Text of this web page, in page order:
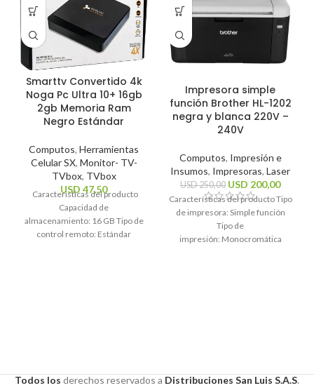
Smarttv Convertido 4k
Noga Pc Ultra 10+ 16gb
2gb Memoria Ram
Negro Estándar
Computos, Herramientas
Celular SX, Monitor- TV-
TVbox, TVbox
USD 47,50
Características del producto
Capacidad de
almacenamiento: 16 GB Tipo de
control remoto: Estándar
Impresora simple
función Brother HL-1202
negra y blanca 220V –
240V
Computos, Impresión e
Insumos, Impresoras, Laser
USD250,00 USD 200,00
Características del producto Tipo
de impresora: Simple función
Tipo de
impresión: Monocromática
Todos los derechos reservados a Distribuciones San Luis S.A.S.